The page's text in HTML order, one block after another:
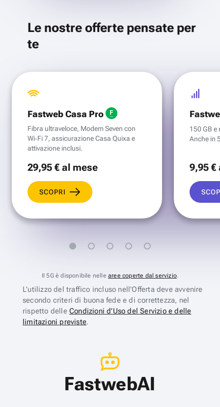
Le nostre offerte pensate per
te
Fastweb Casa Pro
Fibra ultraveloce, Modem Seven con
Wi‑Fi 7, assicurazione Casa Quixa e
attivazione inclusi.
29,95 €al mese
SCOPRI
150 GB e
Anche in
9,95 €
Il 5G è disponibile nelle aree coperte dal servizio.
L’utilizzo del traffico incluso nell’Offerta deve avvenire
secondo criteri di buona fede e di correttezza, nel
rispetto delle Condizioni d’Uso del Servizio e delle
limitazioni previste.
FastwebAI